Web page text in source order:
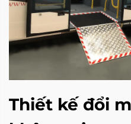
Thiết kế đổi